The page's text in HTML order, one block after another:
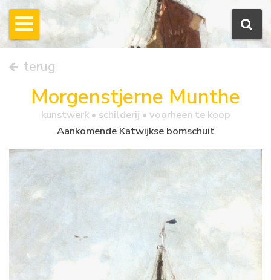
terug
Morgenstjerne Munthe
kunstwerk • schilderij • voorheen te koop
Aankomende Katwijkse bomschuit